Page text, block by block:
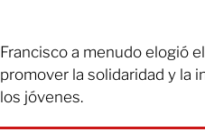
Francisco a menudo elogió
promover la solidaridad y la
los jóvenes.